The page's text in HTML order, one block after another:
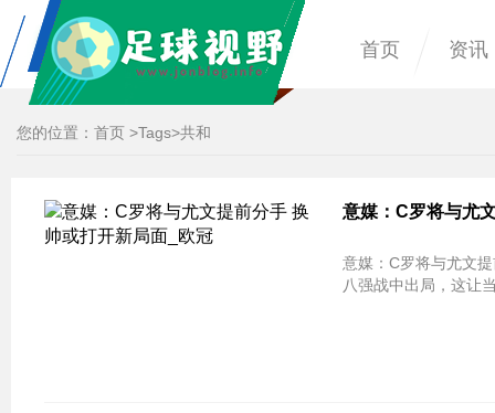
首页 资讯
您的位置： 首页 >Tags>共和
意媒：C罗将与尤
八强战中出局，这让